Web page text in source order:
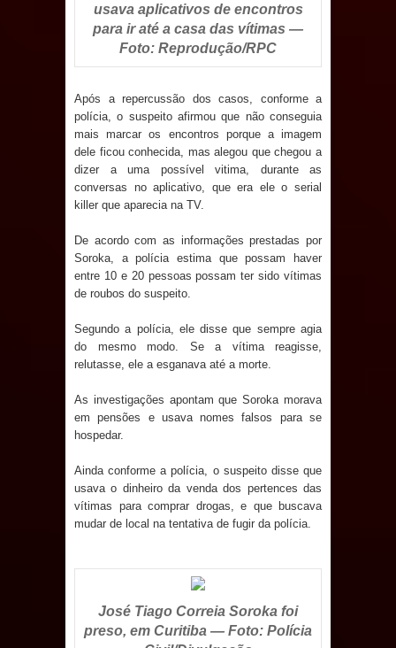
débitos históricos
usava aplicativos de encontros
para ir até a casa das vítimas —
Foto: Reprodução/RPC
Após a repercussão dos casos, conforme a
polícia, o suspeito afirmou que não conseguia
mais marcar os encontros porque a imagem
dele ficou conhecida, mas alegou que chegou a
dizer a uma possível vitima, durante as
conversas no aplicativo, que era ele o serial
killer que aparecia na TV.
De acordo com as informações prestadas por
Soroka, a polícia estima que possam haver
entre 10 e 20 pessoas possam ter sido vítimas
de roubos do suspeito.
Segundo a polícia, ele disse que sempre agia
do mesmo modo. Se a vítima reagisse,
relutasse, ele a esganava até a morte.
As investigações apontam que Soroka morava
em pensões e usava nomes falsos para se
hospedar.
Ainda conforme a polícia, o suspeito disse que
usava o dinheiro da venda dos pertences das
vítimas para comprar drogas, e que buscava
mudar de local na tentativa de fugir da polícia.
José Tiago Correia Soroka foi
preso, em Curitiba — Foto: Polícia